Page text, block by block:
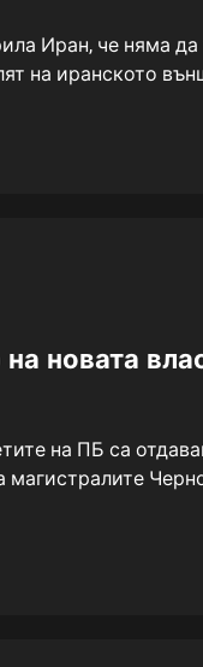
Иран, че няма
на иранското
новата
на ПБ са
магистралите